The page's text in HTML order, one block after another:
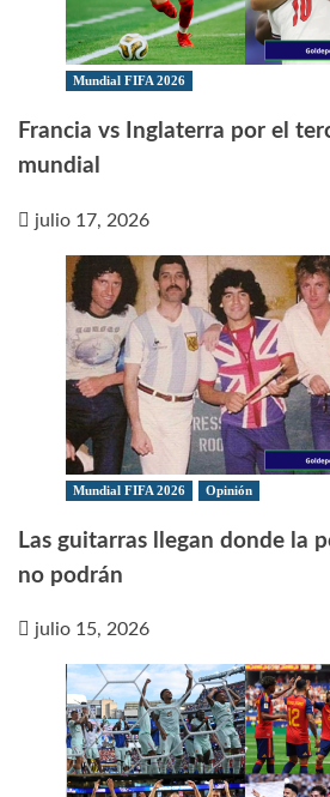
Mundial FIFA 2026
Francia vs Inglaterra por el
mundial
julio 17, 2026
Mundial FIFA 2026 Opinión
Las guitarras llegan donde la
no podrán
julio 15, 2026